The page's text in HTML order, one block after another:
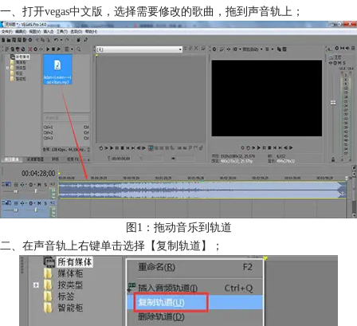
一、打开vegas中文版 ，选择需要修改的歌曲，拖到声音轨上；
图1：拖动音乐到轨道
二、在声音轨上右键单击选择【复制轨道】；